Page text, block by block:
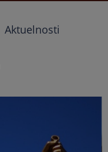
Aktuelnosti